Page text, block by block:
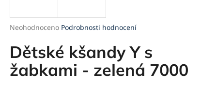
Průměrné
produktu
je
0,0
z
Neohodnoceno Podrobnosti hodnocení
Dětské kšandy Y s
žabkami - zelená 7000
j
t
?